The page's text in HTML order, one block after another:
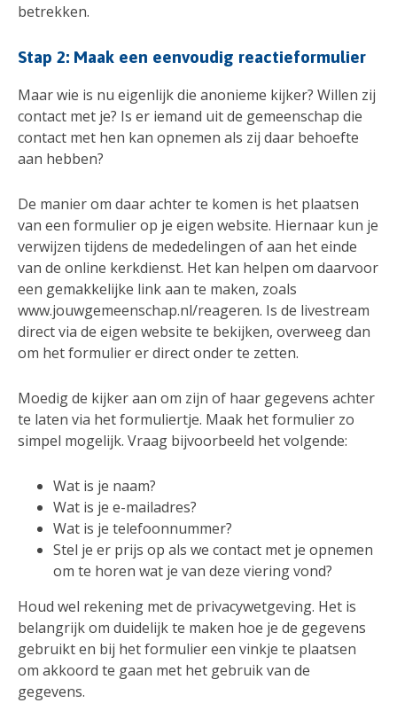
betrekken.
Stap 2: Maak een eenvoudig reactieformulier
Maar wie is nu eigenlijk die anonieme kijker? Willen zij
contact met je? Is er iemand uit de gemeenschap die
contact met hen kan opnemen als zij daar behoefte
aan hebben?
De manier om daar achter te komen is het plaatsen
van een formulier op je eigen website. Hiernaar kun je
verwijzen tijdens de mededelingen of aan het einde
van de online kerkdienst. Het kan helpen om daarvoor
een gemakkelijke link aan te maken, zoals
www.jouwgemeenschap.nl/reageren. Is de livestream
direct via de eigen website te bekijken, overweeg dan
om het formulier er direct onder te zetten.
Moedig de kijker aan om zijn of haar gegevens achter
te laten via het formuliertje. Maak het formulier zo
simpel mogelijk. Vraag bijvoorbeeld het volgende:
Wat is je naam?
Wat is je e-mailadres?
Wat is je telefoonnummer?
Stel je er prijs op als we contact met je opnemen
om te horen wat je van deze viering vond?
Houd wel rekening met de privacywetgeving. Het is
belangrijk om duidelijk te maken hoe je de gegevens
gebruikt en bij het formulier een vinkje te plaatsen
om akkoord te gaan met het gebruik van de
gegevens.